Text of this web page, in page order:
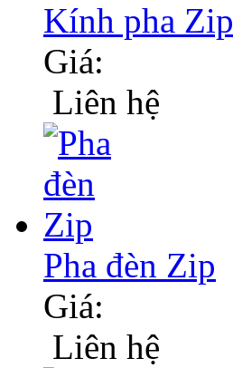
Kính pha Zip
Giá:
Liên hệ
Pha đèn Zip
Giá:
Liên hệ